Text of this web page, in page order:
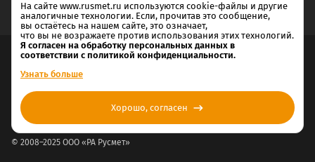
© 2008–2025 ООО «РА Русмет»
Согласие на обработку и хранение персональных данных
Политика конфиденциальности
На сайте www.rusmet.ru используются cookie-файлы и другие
аналогичные технологии. Если, прочитав это сообщение,
вы остаётесь на нашем сайте, это означает,
что вы не возражаете против использования этих технологий.
Я согласен на обработку персональных данных в
соответствии с политикой конфиденциальности.
Узнать больше
Хорошо, согласен